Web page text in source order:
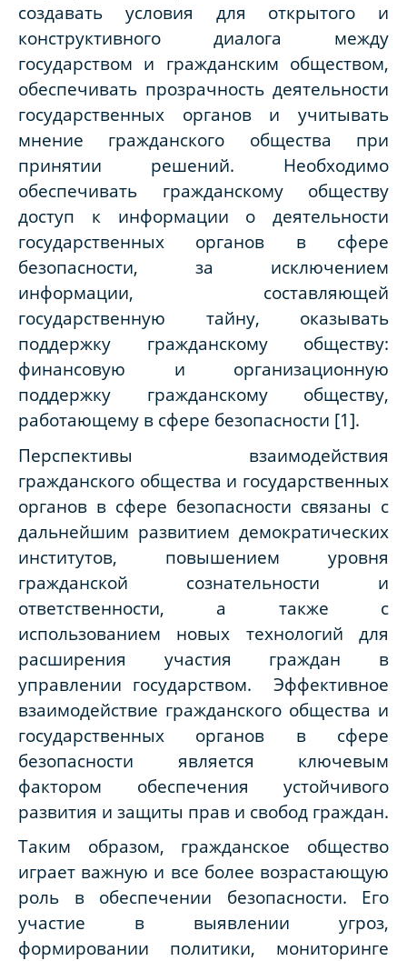
создавать условия для открытого и
конструктивного диалога между
государством и гражданским обществом,
обеспечивать прозрачность деятельности
государственных органов и учитывать
мнение гражданского общества при
принятии решений. Необходимо
обеспечивать гражданскому обществу
доступ к информации о деятельности
государственных органов в сфере
безопасности, за исключением
информации, составляющей
государственную тайну, оказывать
поддержку гражданскому обществу:
финансовую и организационную
поддержку гражданскому обществу,
работающему в сфере безопасности [1].
Перспективы взаимодействия
гражданского общества и государственных
органов в сфере безопасности связаны с
дальнейшим развитием демократических
институтов, повышением уровня
гражданской сознательности и
ответственности, а также с
использованием новых технологий для
расширения участия граждан в
управлении государством. Эффективное
взаимодействие гражданского общества и
государственных органов в сфере
безопасности является ключевым
фактором обеспечения устойчивого
развития и защиты прав и свобод граждан.
Таким образом, гражданское общество
играет важную и все более возрастающую
роль в обеспечении безопасности. Его
участие в выявлении угроз,
формировании политики, мониторинге